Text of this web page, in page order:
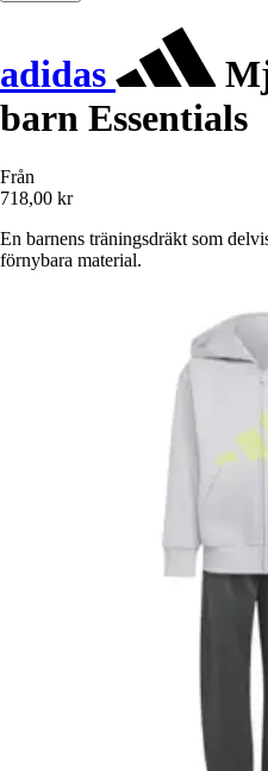
adidas
barn Essentials
Från
718,00 kr
En barnens träningsdräkt som
förnybara material.